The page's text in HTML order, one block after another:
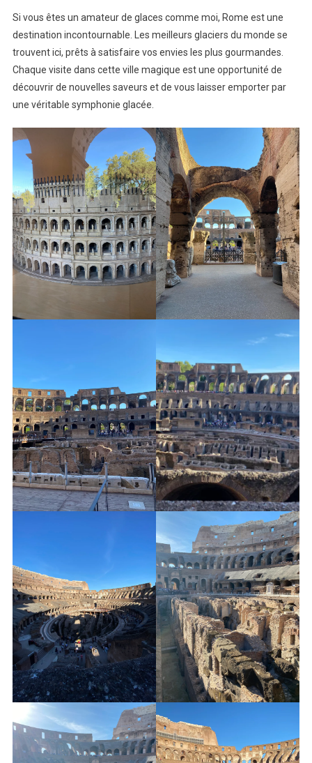
Si vous êtes un amateur de glaces comme moi, Rome est une
destination incontournable. Les meilleurs glaciers du monde se
trouvent ici, prêts à satisfaire vos envies les plus gourmandes.
Chaque visite dans cette ville magique est une opportunité de
découvrir de nouvelles saveurs et de vous laisser emporter par
une véritable symphonie glacée.